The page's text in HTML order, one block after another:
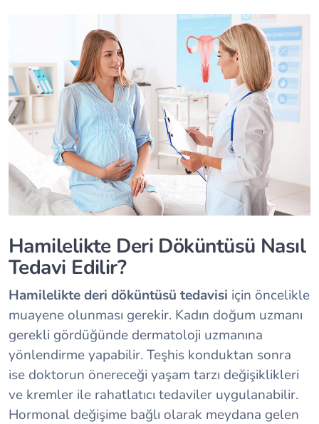
Hamilelikte Deri Döküntüsü Nasıl
Tedavi Edilir?
Hamilelikte deri döküntüsü tedavisi için öncelikle
muayene olunması gerekir. Kadın doğum uzmanı
gerekli gördüğünde dermatoloji uzmanına
yönlendirme yapabilir. Teşhis konduktan sonra
ise doktorun önereceği yaşam tarzı değişiklikleri
ve kremler ile rahatlatıcı tedaviler uygulanabilir.
Hormonal değişime bağlı olarak meydana gelen